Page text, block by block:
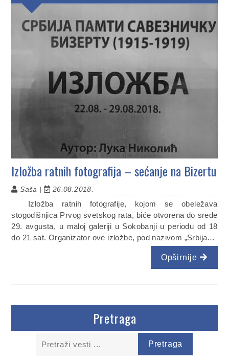
Izložba ratnih fotografija – sećanje na Bizertu
Saša | 26.08.2018.
Izložba ratnih fotografije, kojom se obeležava
stogodišnjica Prvog svetskog rata, biće otvorena do srede
29. avgusta, u maloj galeriji u Sokobanji u periodu od 18
do 21 sat. Organizator ove izložbe, pod nazivom „Srbija…
Opširnije
Pretraga